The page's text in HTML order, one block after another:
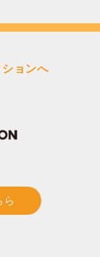
ョンへ
ら